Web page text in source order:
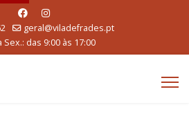
geral@viladefrades.pt
Sex.: das 9:00 às 17:00